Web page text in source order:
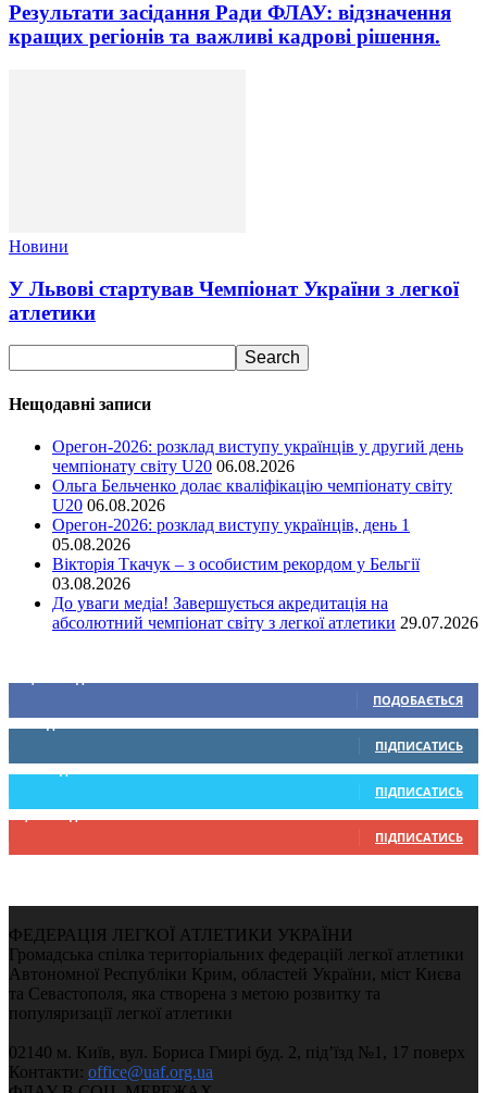
Результати засідання Ради ФЛАУ: відзначення
кращих регіонів та важливі кадрові рішення.
Новини
У Львові стартував Чемпіонат України з легкої
атлетики
Нещодавні записи
Орегон-2026: розклад виступу українців у другий день
чемпіонату світу U20 06.08.2026
Ольга Бельченко долає кваліфікацію чемпіонату світу
U20 06.08.2026
Орегон-2026: розклад виступу українців, день 1
05.08.2026
Вікторія Ткачук – з особистим рекордом у Бельгії
03.08.2026
До уваги медіа! Завершується акредитація на
абсолютний чемпіонат світу з легкої атлетики 29.07.2026
ПОДОБАЄТЬСЯ
0 Підписників
ПІДПИСАТИСЬ
234 Підписників
ПІДПИСАТИСЬ
9,370 Підписників
ПІДПИСАТИСЬ
ФЕДЕРАЦІЯ ЛЕГКОЇ АТЛЕТИКИ УКРАЇНИ
Громадська спілка територіальних федерацій легкої атлетики
Автономної Республіки Крим, областей України, міст Києва
та Севастополя, яка створена з метою розвитку та
популяризації легкої атлетики
02140 м. Київ, вул. Бориса Гмирі буд. 2, під’їзд №1, 17 поверх
Контакти: office@uaf.org.ua